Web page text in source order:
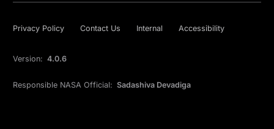
Privacy Policy Contact Us Internal Accessibility
Version: 4.0.6
Responsible NASA Official: Sadashiva Devadiga